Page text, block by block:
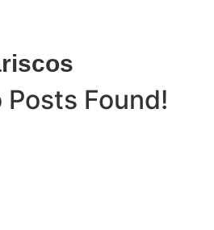
Posts Found!